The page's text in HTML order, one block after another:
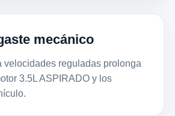
mecánico
velocidades reguladas prolonga
3.5L ASPIRADO y los